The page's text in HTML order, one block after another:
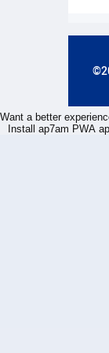
Want a better
Install ap7am PWA